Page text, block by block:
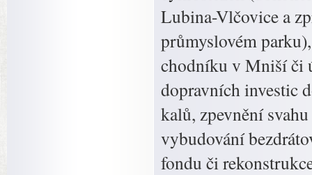
Lubina-Vlčovice a
průmyslovém
chodníku v Mniší či
dopravních investic
kalů, zpevnění
vybudování
fondu či